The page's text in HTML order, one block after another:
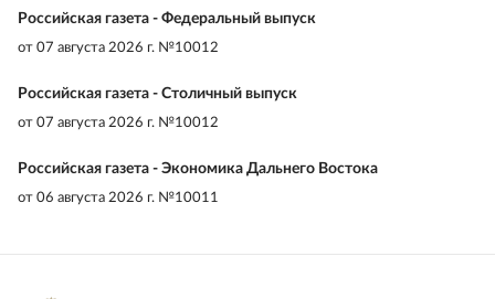
Российская газета - Федеральный выпуск
от 07 августа 2026 г. №10012
Российская газета - Столичный выпуск
от 07 августа 2026 г. №10012
Российская газета - Экономика Дальнего Востока
от 06 августа 2026 г. №10011